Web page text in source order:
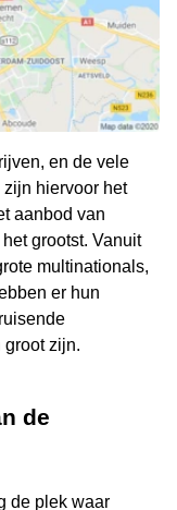
en de vele
hiervoor het
aanbod van
grootst. Vanuit
multinationals,
er hun
zijn.
de
de plek waar